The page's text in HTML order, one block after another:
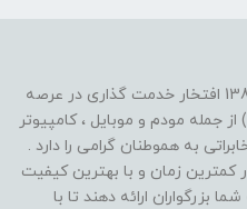
فروشگاه موبایل آی تی تل از سال 1380 افتخار خدمت گذاری در عرصه
تولید و توزیع محصولات آی تی (i.T) از جمله مودم و موبایل ، کامپیوتر
به هموطنان گرامی را دارد .
کمترین زمان و با بهترین کیفیت
بزرگواران ارائه دهند تا با